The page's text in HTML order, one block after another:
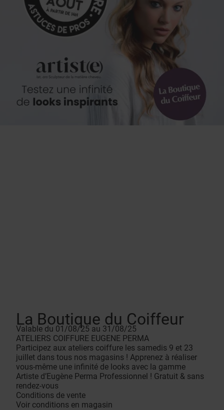
La Boutique du Coiffeur
Valable du 01/08/25 au 31/08/25
ATELIERS COIFFURE EUGENE PERMA
Participez aux ateliers coiffure les samedis 9 et 23
juillet dans tous nos magasins ! Apprenez à réaliser
vous-même une infinité de looks avec la gamme
Artiste d’Eugène Perma Professionnel ! Gratuit & sans
rendez-vous
Conditions de vente
Voir conditions en magasin